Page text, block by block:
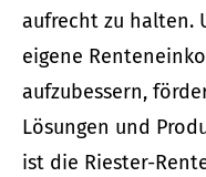
aufrecht zu halten.
eigene
aufzubessern,
Lösungen und
ist die Riester-